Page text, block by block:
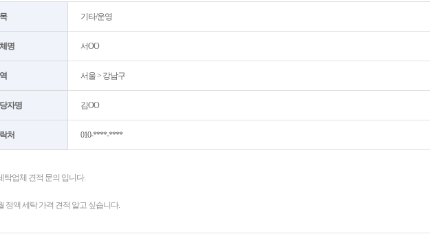
기타/운영
명 서OO
서울 > 강남구
자명 김OO
처 010-****-****
탁업체 견적 문의 입니다.
정액 세탁 가격 견적 알고 싶습니다.